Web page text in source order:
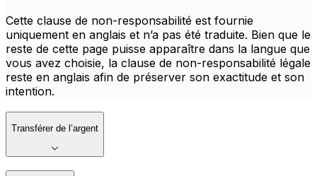
Cette clause de non-responsabilité est fournie
uniquement en anglais et n’a pas été traduite. Bien que le
reste de cette page puisse apparaître dans la langue que
vous avez choisie, la clause de non-responsabilité légale
reste en anglais afin de préserver son exactitude et son
intention.
Transférer de l’argent